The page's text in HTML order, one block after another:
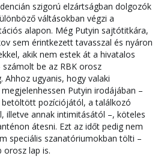
szigorú elzártságban dolgozók
váltásokban végzi a
alapon. Még Putyin sajtótitkára,
sem érintkezett tavasszal és nyáron
akik nem estek át a hivatalos
be az RBK orosz
Ahhoz ugyanis, hogy valaki
Putyin irodájában –
betöltött pozíciójától, a találkozó
illetve annak intimitásától –, köteles
átesni. Ezt az időt pedig nem
speciális szanatóriumokban tölti –
lap is.